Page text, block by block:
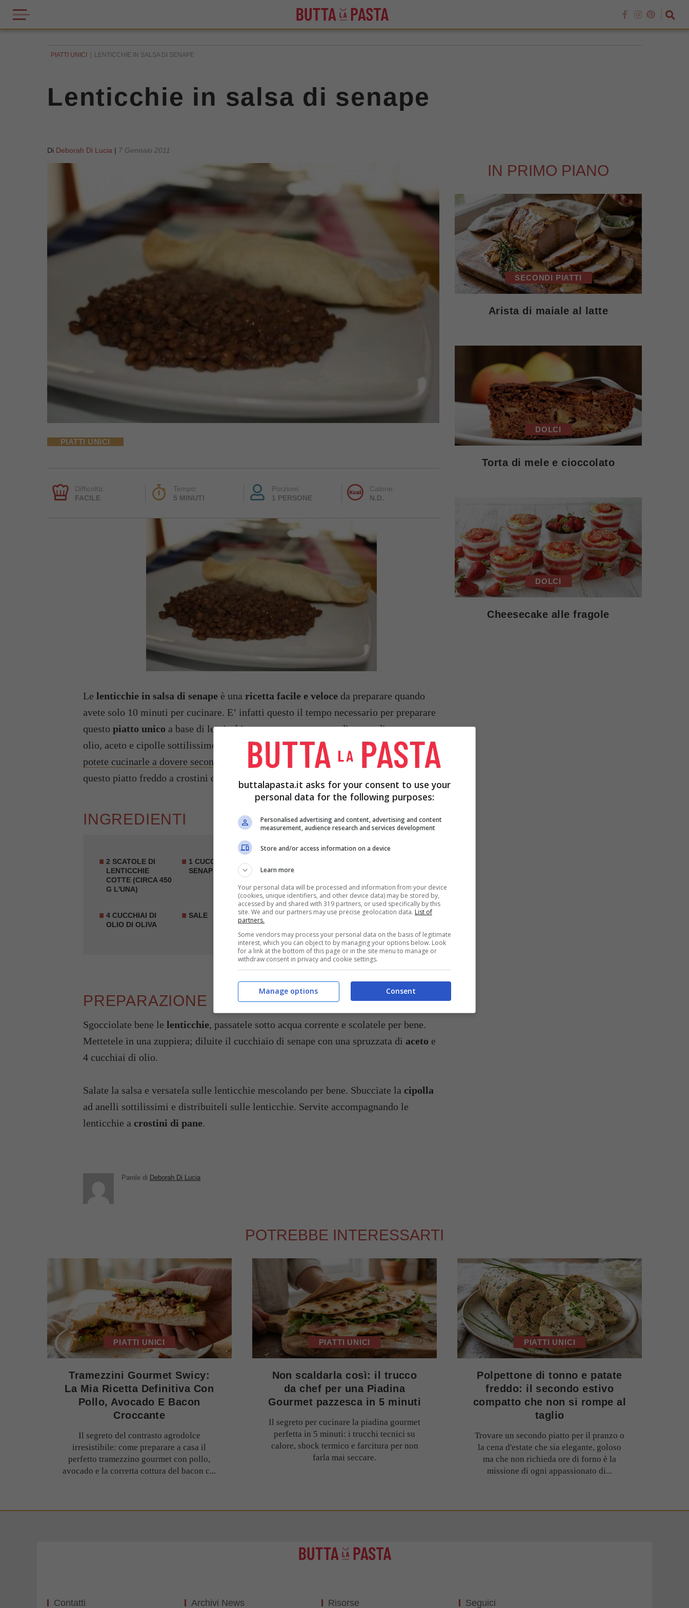
PIATTI UNICI LENTICCHIE IN SALSA DI SENAPE
Lenticchie in salsa di senape
Di Deborah Di Lucia | 7 Gennaio 2011
PIATTI UNICI
Difficoltà:
FACILE
Tempo:
5 MINUTI
Porzioni:
1 PERSONE
Calorie:
N.D.
Le lenticchie in salsa di senape è una ricetta facile e veloce da preparare quando
avete solo 10 minuti per cucinare. E’ infatti questo il tempo necessario per preparare
questo piatto unico a base di lenticchie, preparato con un condimento disenape,
olio, aceto e cipolle sottilissime. Se non volete utilizzare le lenticchie in scatola
potete cucinarle a dovere secondo i nostri consigli
. Si consiglia si accompagnare
questo piatto freddo a crostini di pane.
INGREDIENTI
2 SCATOLE DI
LENTICCHIE
COTTE (CIRCA 450
G L'UNA)
1 CUCCHIAIO DI
SENAPE
4 CUCCHIAI DI
OLIO DI OLIVA
SALE
PREPARAZIONE
Sgocciolate bene le lenticchie, passatele sotto acqua corrente e scolatele per bene.
Mettetele in una zuppiera; diluite il cucchiaio di senape con una spruzzata di aceto e
4 cucchiai di olio.
Salate la salsa e versatela sulle lenticchie mescolando per bene. Sbucciate la cipolla
ad anelli sottilissimi e distribuiteli sulle lenticchie. Servite accompagnando le
lenticchie a crostini di pane.
Parole di Deborah Di Lucia
IN PRIMO PIANO
SECONDI PIATTI
Arista di maiale al latte
DOLCI
Torta di mele e cioccolato
DOLCI
Cheesecake alle fragole
POTREBBE INTERESSARTI
PIATTI UNICI
Tramezzini Gourmet Swicy:
La Mia Ricetta Definitiva Con
Pollo, Avocado E Bacon
Croccante
Il segreto del contrasto agrodolce
irresistibile: come preparare a casa il
perfetto tramezzino gourmet con pollo,
avocado e la corretta cottura del bacon c...
PIATTI UNICI
Non scaldarla così: il trucco
da chef per una Piadina
Gourmet pazzesca in 5 minuti
Il segreto per cucinare la piadina gourmet
perfetta in 5 minuti: i trucchi tecnici su
calore, shock termico e farcitura per non
farla mai seccare.
PIATTI UNICI
Polpettone di tonno e patate
freddo: il secondo estivo
compatto che non si rompe al
taglio
Trovare un secondo piatto per il pranzo o
la cena d'estate che sia elegante, goloso
ma che non richieda ore di forno è la
missione di ogni appassionato di...
Contatti Archivi News Risorse Seguici
buttalapasta.it asks for your consent to use your
personal data for the following purposes:
Personalised advertising and content, advertising and content
measurement, audience research and services development
Store and/or access information on a device
Learn more
Your personal data will be processed and information from your device
(cookies, unique identifiers, and other device data) may be stored by,
accessed by and shared with 319 partners, or used specifically by this
site. We and our partners may use precise geolocation data. List of
partners.
Some vendors may process your personal data on the basis of legitimate
interest, which you can object to by managing your options below. Look
for a link at the bottom of this page or in the site menu to manage or
withdraw consent in privacy and cookie settings.
Consent
Manage options